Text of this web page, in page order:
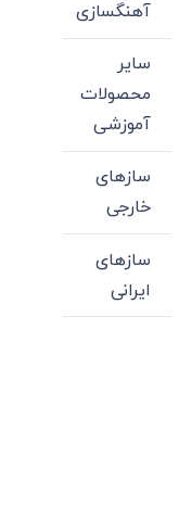
آهنگسازی
سایر
محصولات
آموزشی
سازهای
خارجی
سازهای
ایرانی